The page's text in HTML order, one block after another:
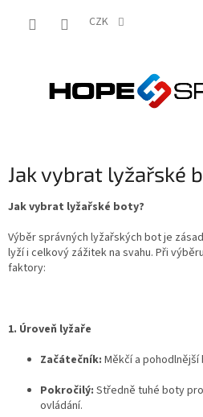
CZK
Jak vybrat lyžařské
Jak vybrat lyžařské boty?
Výběr správných lyžařských bot je
lyží i celkový zážitek na svahu. Při
faktory:
1. Úroveň lyžaře
Začátečník: Měkčí a
Pokročilý: Středně tuhé boty
ovládání.